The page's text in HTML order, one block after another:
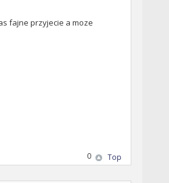
fajne przyjecie a moze
Top
0